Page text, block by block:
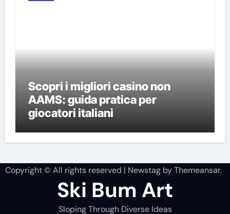
Scopri i migliori casino non
AAMS: guida pratica per
giocatori italiani
Copyright © All rights reserved | NewstagbyThemeansar.
Ski Bum Art
Sloping Through Diverse Ideas